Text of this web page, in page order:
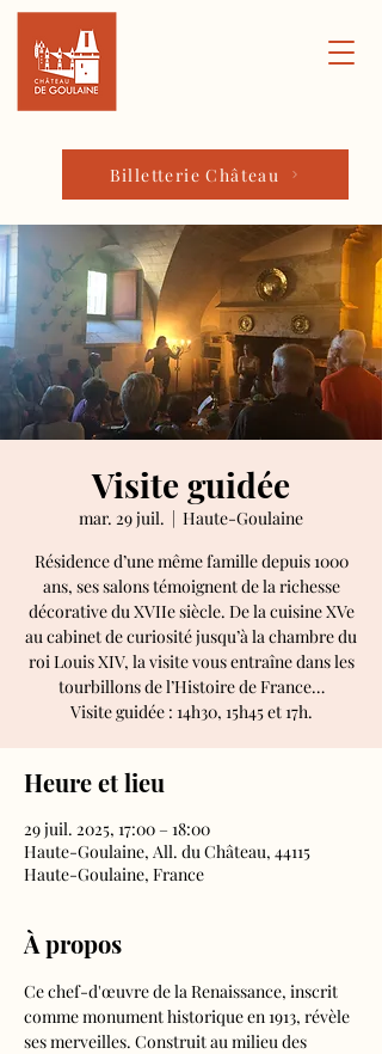
Billetterie Château
Visite guidée
mar. 29 juil.
  |
Haute-Goulaine
Résidence d’une même famille depuis 1000
ans, ses salons témoignent de la richesse
décorative du XVIIe siècle. De la cuisine XVe
au cabinet de curiosité jusqu’à la chambre du
roi Louis XIV, la visite vous entraîne dans les
tourbillons de l’Histoire de France…
Visite guidée : 14h30, 15h45 et 17h.
Heure et lieu
29 juil. 2025, 17:00 – 18:00
Haute-Goulaine, All. du Château, 44115
Haute-Goulaine, France
À propos
Ce chef-d'œuvre de la Renaissance, inscrit
comme monument historique en 1913, révèle
ses merveilles. Construit au milieu des